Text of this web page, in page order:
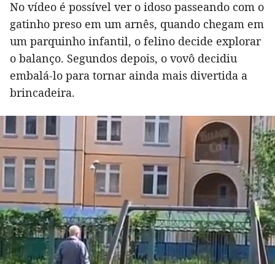
No vídeo é possível ver o idoso passeando com o
gatinho preso em um arnês, quando chegam em
um parquinho infantil, o felino decide explorar
o balanço. Segundos depois, o vovô decidiu
embalá-lo para tornar ainda mais divertida a
brincadeira.